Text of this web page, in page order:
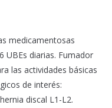
medicamentosas
UBEs diarias. Fumador
las actividades básicas
de interés:
discal L1-L2.